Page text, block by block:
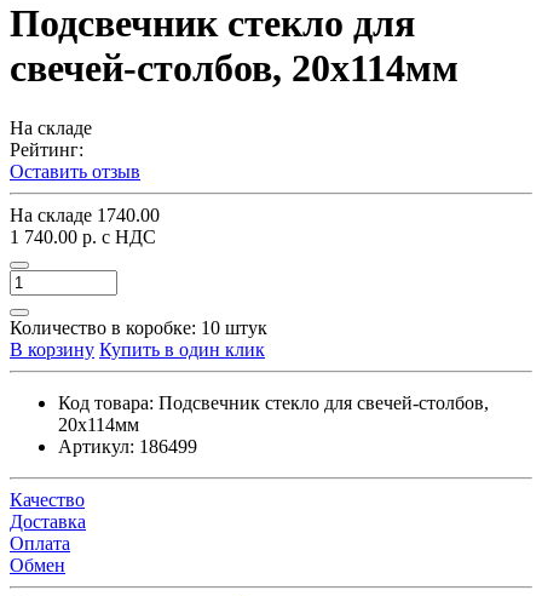
Подсвечник стекло для
свечей-столбов, 20х114мм
На складе
Рейтинг:
Оставить отзыв
На складе 1740.00
1 740.00 р. с НДС
Количество в коробке: 10 штук
В корзину Купить в один клик
Код товара: Подсвечник стекло для свечей-столбов,
20х114мм
Артикул: 186499
Качество
Доставка
Оплата
Обмен